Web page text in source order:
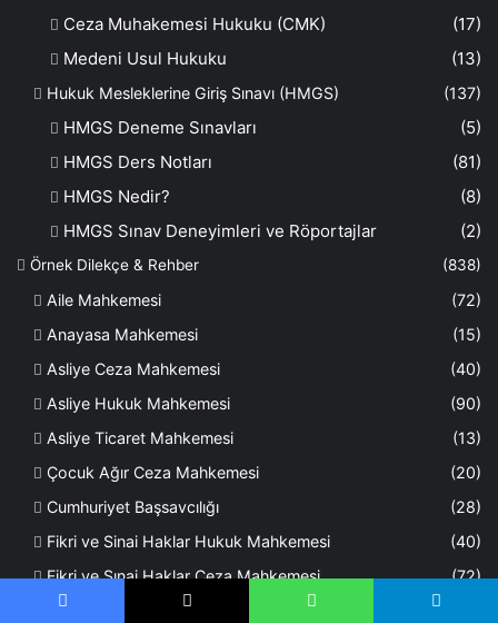
Ceza Muhakemesi Hukuku (CMK)
(17)
Medeni Usul Hukuku
(13)
Hukuk Mesleklerine Giriş Sınavı (HMGS) (137)
HMGS Deneme Sınavları
(5)
HMGS Ders Notları
(81)
HMGS Nedir?
(8)
HMGS Sınav Deneyimleri ve Röportajlar
(2)
Örnek Dilekçe & Rehber (838)
Aile Mahkemesi
(72)
Anayasa Mahkemesi
(15)
Asliye Ceza Mahkemesi
(40)
Asliye Hukuk Mahkemesi
(90)
Asliye Ticaret Mahkemesi
(13)
Çocuk Ağır Ceza Mahkemesi
(20)
Cumhuriyet Başsavcılığı
(28)
Fikri ve Sinai Haklar Hukuk Mahkemesi
(40)
Fikri ve Sınai Haklar Ceza Mahkemesi
(72)
İcra Ceza Mahkemesi